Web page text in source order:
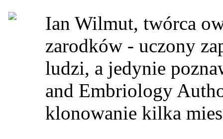
Ian Wilmut, twórca
zarodków - uczony
ludzi, a jedynie
and Embriology
klonowanie kilka